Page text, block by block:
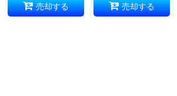
売却する 売却する